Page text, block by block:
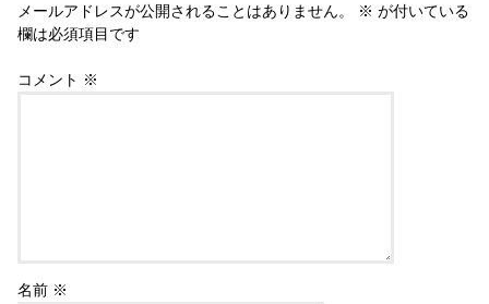
メールアドレスが公開されることはありません。 ※ が付いている
欄は必須項目です
コメント ※
名前 ※